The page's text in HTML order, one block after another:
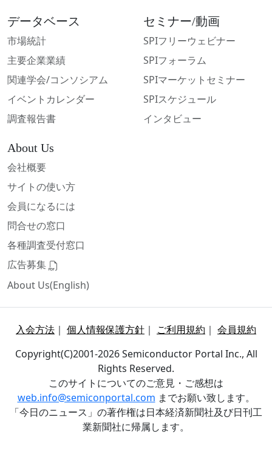
データベース
市場統計
主要企業業績
関連学会/コンソシアム
イベントカレンダー
調査報告書
セミナー/動画
SPIフリーウェビナー
SPIフォーラム
SPIマーケットセミナー
SPIスケジュール
インタビュー
About Us
会社概要
サイトの使い方
会員になるには
問合せの窓口
各種調査受付窓口
広告募集
About Us(English)
入会方法 ｜ 個人情報保護方針 ｜ ご利用規約 ｜ 会員規約
Copyright(C)2001-2026 Semiconductor Portal Inc., All
Rights Reserved.
このサイトについてのご意見・ご感想は
web.info@semiconportal.com までお願い致します。
「今日のニュース」の著作権は日本経済新聞社及び日刊工
業新聞社に帰属します。